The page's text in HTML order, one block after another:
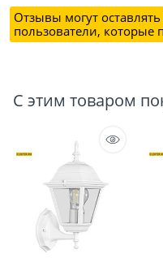
Отзывы могут
пользователи, которые
С этим товаром